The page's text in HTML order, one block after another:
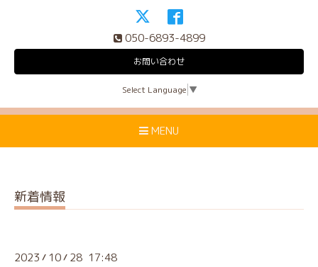
050-6893-4899
お問い合わせ
Select Language ▼
MENU
新着情報
2023 / 10/ 28 17:48